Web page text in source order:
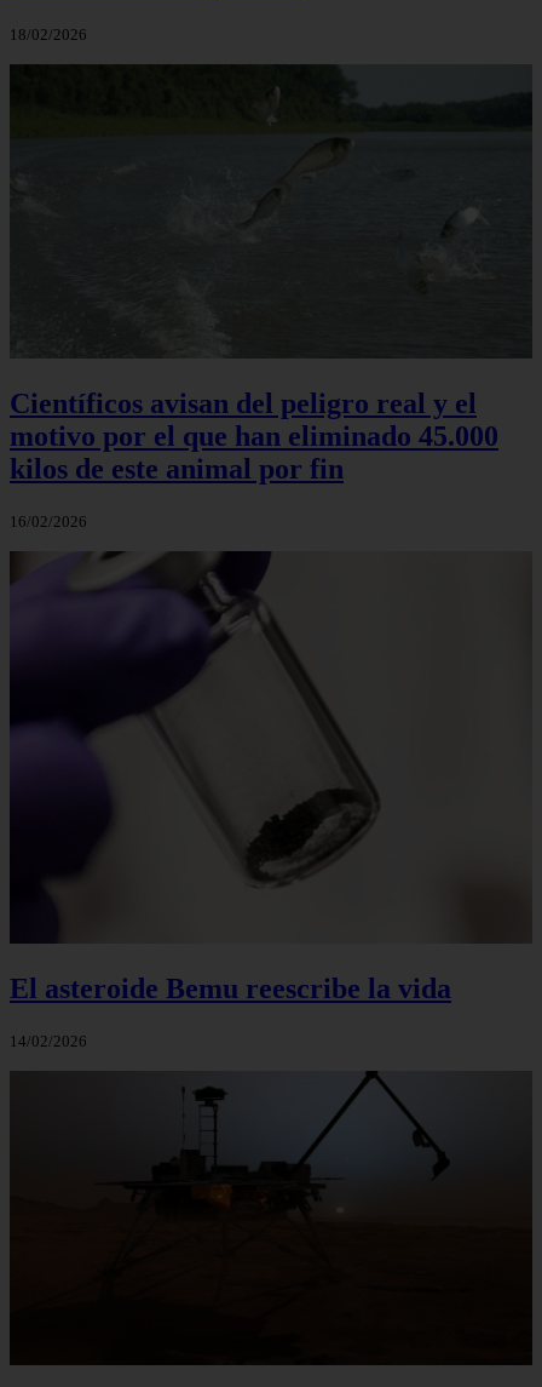
18/02/2026
Científicos avisan del peligro real y el
motivo por el que han eliminado 45.000
kilos de este animal por fin
16/02/2026
El asteroide Bemu reescribe la vida
14/02/2026